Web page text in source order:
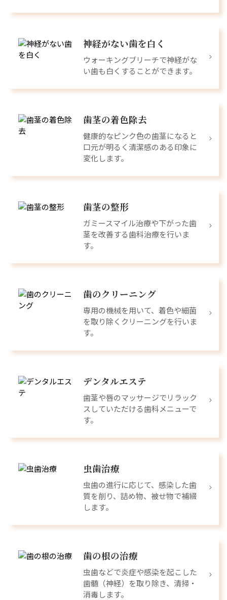
神経がない歯を白く
ウォーキングブリーチで神経がな
い歯も白くすることができます。
歯茎の着色除去
健康的なピンク色の歯茎になると
口元が明るく清潔感のある印象に
変化します。
歯茎の整形
ガミースマイル治療や下がった歯
茎を改善する歯科治療を行いま
す。
歯のクリーニング
専用の機械を用いて、着色や細菌
を取り除くクリーニングを行いま
す。
デンタルエステ
歯茎や唇のマッサージでリラック
スしていただける歯科メニューで
す。
虫歯治療
虫歯の進行に応じて、感染した歯
質を削り、詰め物、被せ物で補綴
します。
歯の根の治療
虫歯などで炎症や感染を起こした
歯髄（神経）を取り除き、清掃・
消毒します。